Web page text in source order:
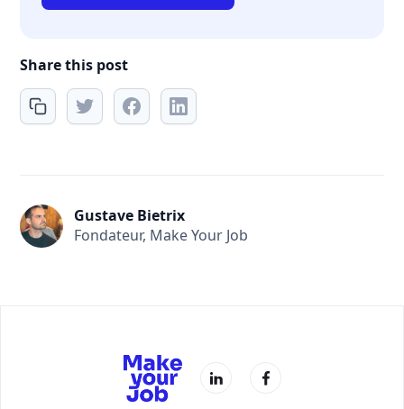
Share this post
Gustave Bietrix
Fondateur, Make Your Job